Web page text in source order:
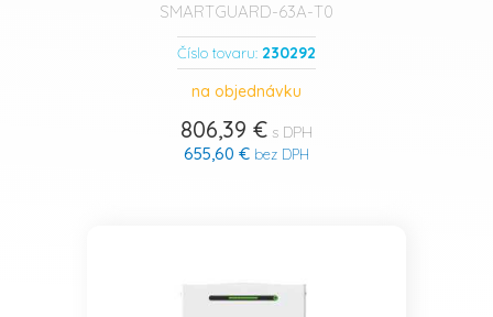
SMARTGUARD-63A-T0
Číslo tovaru: 230292
na objednávku
806,39 € s DPH
655,60 € bez DPH